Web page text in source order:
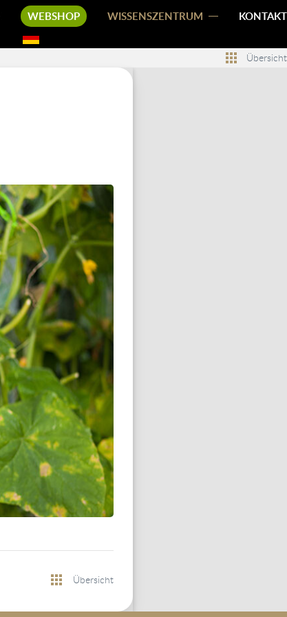
WEBSHOP WISSENSZENTRUM KONTAKT
Übersicht
Übersicht